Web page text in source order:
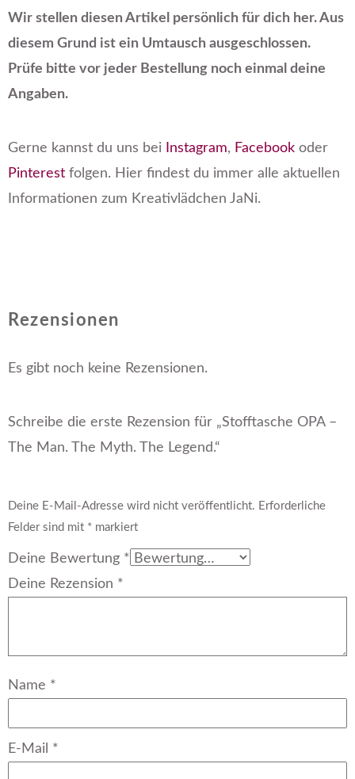
Wir stellen diesen Artikel persönlich für dich her. Aus
diesem Grund ist ein Umtausch ausgeschlossen.
Prüfe bitte vor jeder Bestellung noch einmal deine
Angaben.
Gerne kannst du uns bei Instagram, Facebook oder
Pinterest folgen. Hier findest du immer alle aktuellen
Informationen zum Kreativlädchen JaNi.
Rezensionen
Es gibt noch keine Rezensionen.
Schreibe die erste Rezension für „Stofftasche OPA –
The Man. The Myth. The Legend.“
Deine E-Mail-Adresse wird nicht veröffentlicht. Erforderliche
Felder sind mit * markiert
Deine Bewertung *
Deine Rezension *
Name *
E-Mail *